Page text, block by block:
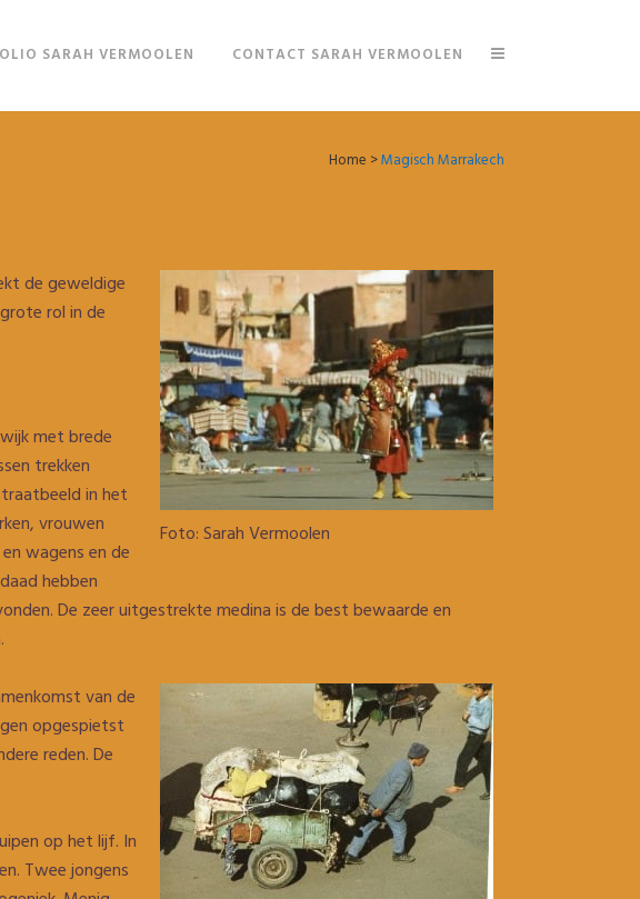
SARAH VERMOOLEN CONTACT SARAH VERMOOLEN
Home >Magisch Marrakech
Foto: Sarah Vermoolen
de geweldige
rol in de
met brede
trekken
in het
vrouwen
wagens en de
hebben
De zeer uitgestrekte medina is de best bewaarde en
van de
opgespietst
reden. De
op het lijf. In
Twee jongens